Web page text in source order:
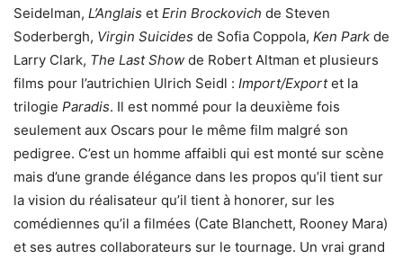
Seidelman, L’Anglais et Erin Brockovich de Steven
Soderbergh, Virgin Suicides de Sofia Coppola, Ken Park de
Larry Clark, The Last Show de Robert Altman et plusieurs
films pour l’autrichien Ulrich Seidl : Import/Exportet la
trilogie Paradis. Il est nommé pour la deuxième fois
seulement aux Oscars pour le même film malgré son
pedigree. C’est un homme affaibli qui est monté sur scène
mais d’une grande élégance dans les propos qu’il tient sur
la vision du réalisateur qu’il tient à honorer, sur les
comédiennes qu’il a filmées (Cate Blanchett, Rooney Mara)
et ses autres collaborateurs sur le tournage. Un vrai grand